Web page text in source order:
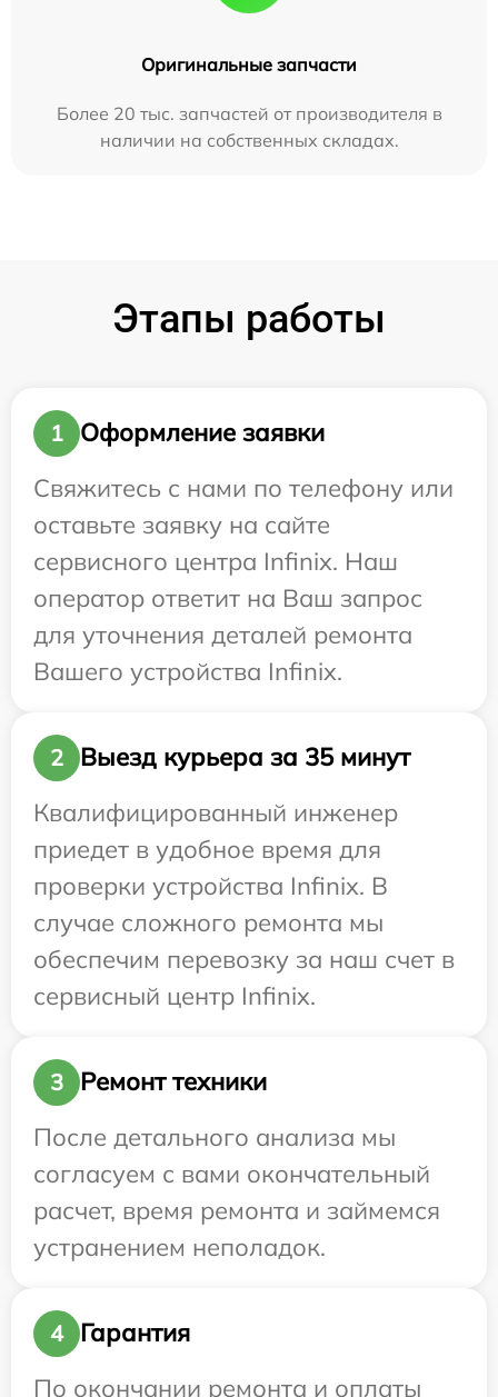
Оригинальные запчасти
Более 20 тыс. запчастей от производителя в
наличии на собственных складах.
Этапы работы
1
Оформление заявки
Свяжитесь с нами по телефону или
оставьте заявку на сайте
сервисного центра Infinix. Наш
оператор ответит на Ваш запрос
для уточнения деталей ремонта
Вашего устройства Infinix.
2
Выезд курьера за 35 минут
Квалифицированный инженер
приедет в удобное время для
проверки устройства Infinix. В
случае сложного ремонта мы
обеспечим перевозку за наш счет в
сервисный центр Infinix.
3
Ремонт техники
После детального анализа мы
согласуем с вами окончательный
расчет, время ремонта и займемся
устранением неполадок.
4
Гарантия
По окончании ремонта и оплаты